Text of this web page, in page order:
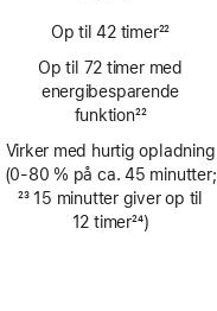
Op til 42 timer22
Op til 72 timer med
energi­­besparende
funktion22
Virker med hurtig opladning
(0‑80 % på ca. 45 minutter;
Fodnote
2315 minutter giver op til
12 timer24)